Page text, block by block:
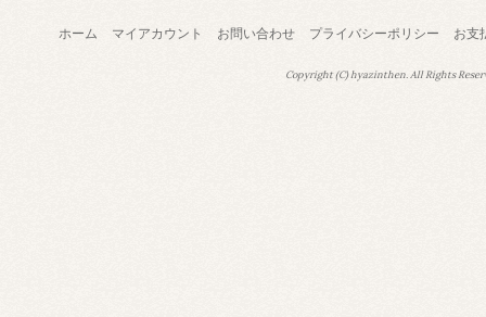
ホーム マイアカウント お問い合わせ プライバシーポリシー お支
Copyright (C) hyazinthen. All Rights